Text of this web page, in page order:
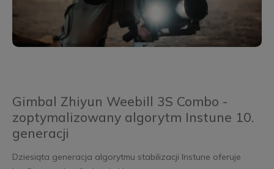
Gimbal Zhiyun Weebill 3S Combo -
zoptymalizowany algorytm Instune 10.
generacji
Dziesiąta generacja algorytmu stabilizacji Instune oferuje